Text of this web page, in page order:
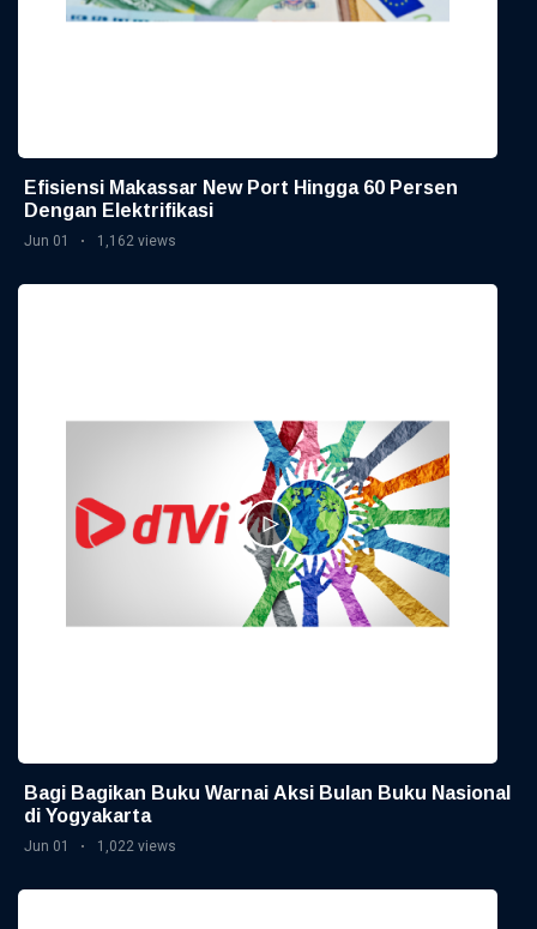
Efisiensi Makassar New Port Hingga 60 Persen
Dengan Elektrifikasi
Jun 01 1,162 views
Bagi Bagikan Buku Warnai Aksi Bulan Buku Nasional
di Yogyakarta
Jun 01 1,022 views